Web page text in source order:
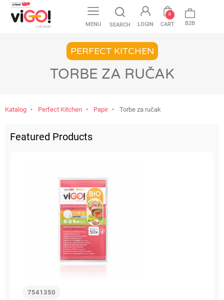
MENU SEARCH LOGIN CART
0
B2B
PERFECT KITCHEN
TORBE ZA RUČAK
Katalog Perfect Kitchen Papir Torbe za ručak
Featured Products
7541350